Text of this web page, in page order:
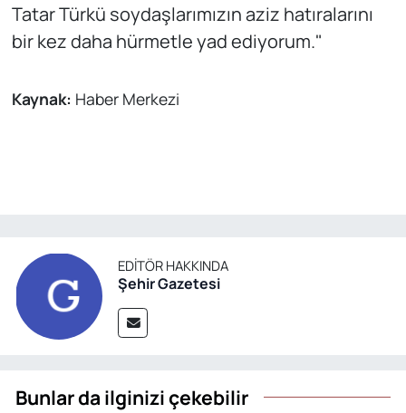
Tatar Türkü soydaşlarımızın aziz hatıralarını
bir kez daha hürmetle yad ediyorum."
Kaynak: Haber Merkezi
EDITÖR HAKKINDA
Şehir Gazetesi
Bunlar da ilginizi çekebilir